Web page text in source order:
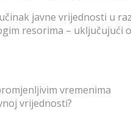
javne vrijednosti u
resorima – uključujući
vremenima
vrijednosti?